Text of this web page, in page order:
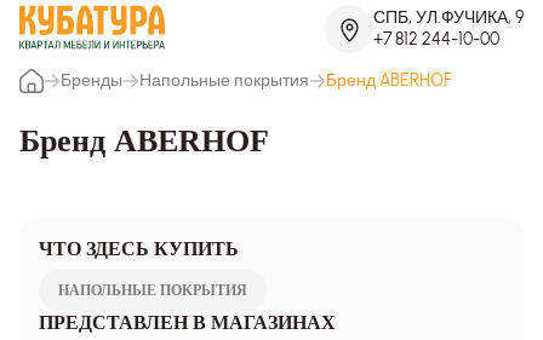
СПБ, УЛ.ФУЧИКА, 9
+7 812 244-10-00
Бренды
Напольные покрытия Бренд ABERHOF
Бренд ABERHOF
ЧТО ЗДЕСЬ КУПИТЬ
НАПОЛЬНЫЕ ПОКРЫТИЯ
ПРЕДСТАВЛЕН В МАГАЗИНАХ